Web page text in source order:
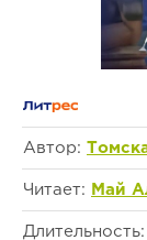
Автор:
Читает: Май
Длительность: